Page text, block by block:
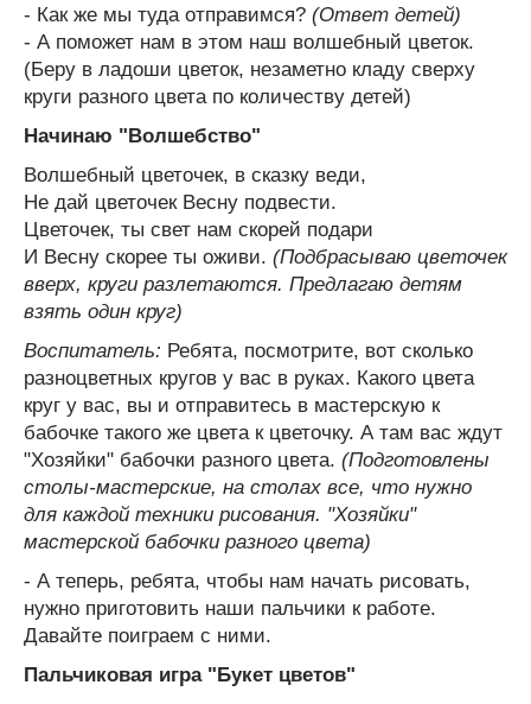
- Как же мы туда отправимся? (Ответ детей)
- А поможет нам в этом наш волшебный цветок.
(Беру в ладоши цветок, незаметно кладу сверху
круги разного цвета по количеству детей)
Начинаю "Волшебство"
Волшебный цветочек, в сказку веди,
Не дай цветочек Весну подвести.
Цветочек, ты свет нам скорей подари
И Весну скорее ты оживи. (Подбрасываю цветочек
вверх, круги разлетаются. Предлагаю детям
взять один круг)
Воспитатель: Ребята, посмотрите, вот сколько
разноцветных кругов у вас в руках. Какого цвета
круг у вас, вы и отправитесь в мастерскую к
бабочке такого же цвета к цветочку. А там вас ждут
"Хозяйки" бабочки разного цвета. (Подготовлены
столы-мастерские, на столах все, что нужно
для каждой техники рисования. "Хозяйки"
мастерской бабочки разного цвета)
- А теперь, ребята, чтобы нам начать рисовать,
нужно приготовить наши пальчики к работе.
Давайте поиграем с ними.
Пальчиковая игра "Букет цветов"